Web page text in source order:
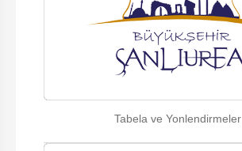
Tabela ve Yonlendirmeler